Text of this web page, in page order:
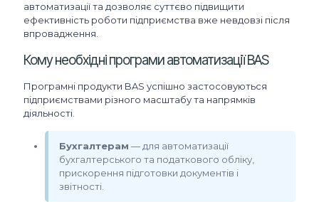
автоматизації та дозволяє суттєво підвищити
ефективність роботи підприємства вже невдовзі після
впровадження.
Кому необхідні програми автоматизації BAS
Програмні продукти BAS успішно застосовуються
підприємствами різного масштабу та напрямків
діяльності.
Бухгалтерам — для автоматизації
бухгалтерського та податкового обліку,
прискорення підготовки документів і
звітності.